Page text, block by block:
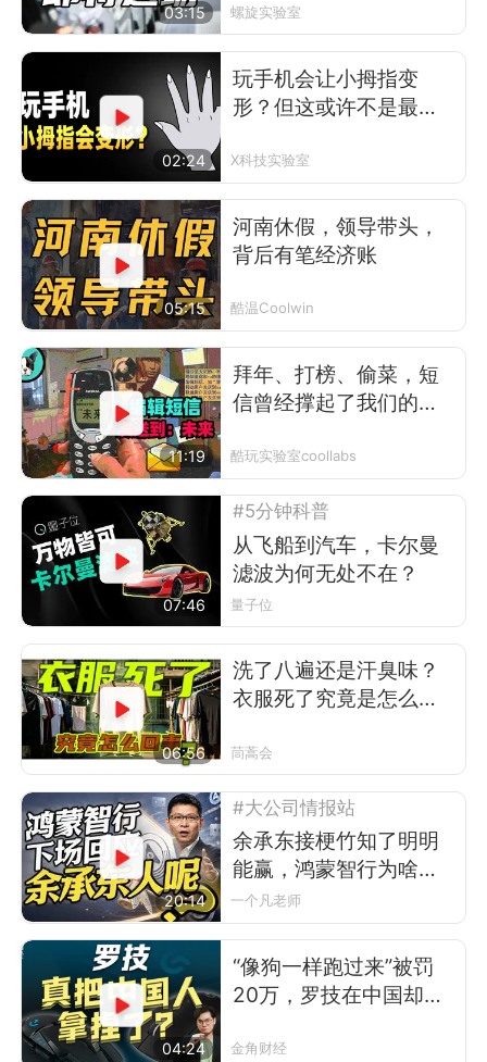
03:15 螺旋实验室
02:24
玩手机会让小拇指变
形？但这或许不是最可
X科技实验室
05:15
河南休假，领导带头，
背后有笔经济账
酷温Coolwin
11:19
拜年、打榜、偷菜，短
信曾经撑起了我们的前
酷玩实验室coollabs
07:46
#5分钟科普
从飞船到汽车，卡尔曼
滤波为何无处不在？
量子位
06:56
洗了八遍还是汗臭味？
衣服死了究竟是怎么回
茼蒿会
20:14
#大公司情报站
余承东接梗竹知了明明
能赢，鸿蒙智行为啥不
让？
一个凡老师
04:24
“像狗一样跑过来”被罚
20万，罗技在中国却卖
金角财经